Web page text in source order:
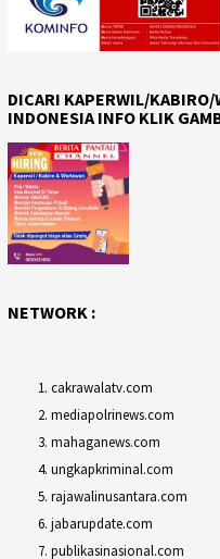
DICARI KAPERWIL/
INDONESIA INFO KLIK
NETWORK :
cakrawalatv.com
mediapolrinews.com
mahaganews.com
ungkapkriminal.com
rajawalinusantara.com
jabarupdate.com
publikasinasional.com